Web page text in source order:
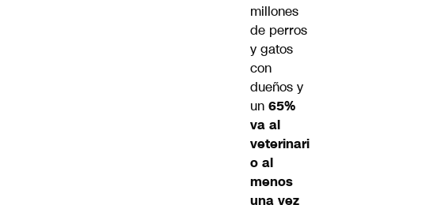
millones
de perros
y gatos
con
dueños y
un 65%
va al
veterinari
o al
menos
una vez